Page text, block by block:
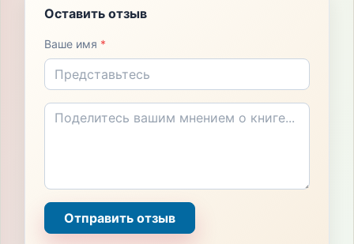
Оставить отзыв
Ваше имя *
Отправить отзыв